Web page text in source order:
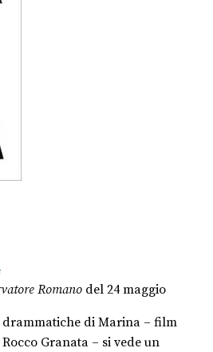
Romano del 24 maggio
di Marina – film
Granata – si vede un